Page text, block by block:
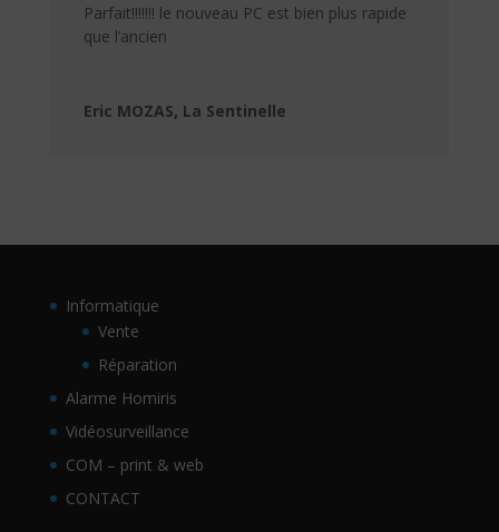
Parfait!!!!!!! le nouveau PC est bien plus rapide
que l’ancien
Eric MOZAS, La Sentinelle
Informatique
Vente
Réparation
Alarme Homiris
Vidéosurveillance
COM – print & web
CONTACT